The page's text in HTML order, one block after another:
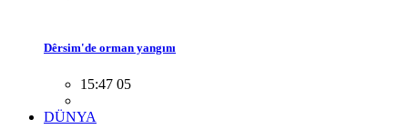
Dêrsim'de orman yangını
15:47 05
DÜNYA